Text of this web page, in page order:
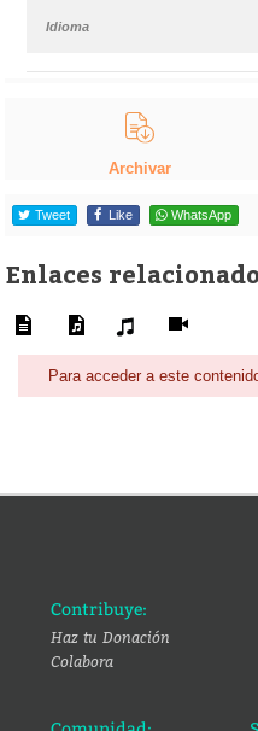
Idioma
Archivar
Tweet Like WhatsApp
Enlaces
Para acceder a este
Contribuye:
Haz tu Donación
Colabora